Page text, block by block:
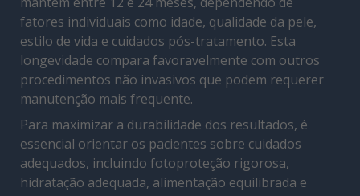
fatores individuais como idade, qualidade da pele,
estilo de vida e cuidados pós-tratamento. Esta
longevidade compara favoravelmente com outros
procedimentos não invasivos que podem requerer
manutenção mais frequente.
Para maximizar a durabilidade dos resultados, é
essencial orientar os pacientes sobre cuidados
adequados, incluindo fotoproteção rigorosa,
hidratação adequada, alimentação equilibrada e